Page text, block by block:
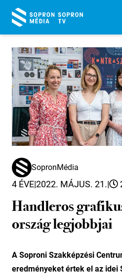
SopronMédia
4 ÉVE|2022. MÁJUS. 21.|
Handleros
ország legjobbjai
A Soproni Szakképzési
eredményeket értek el az idei